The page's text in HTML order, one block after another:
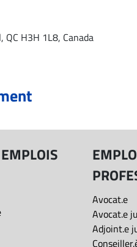
H3H 1L8, Canada
Avocat.e
Avocat.e
Adjoint.e